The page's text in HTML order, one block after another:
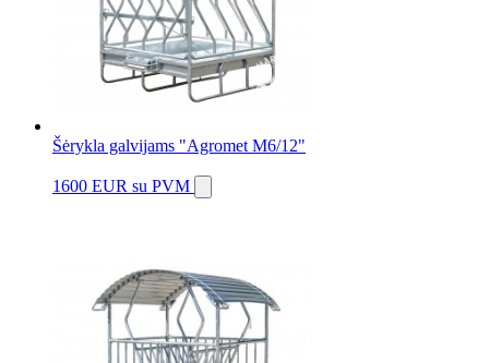
Šėrykla galvijams "Agromet M6/12"
1600 EUR su PVM